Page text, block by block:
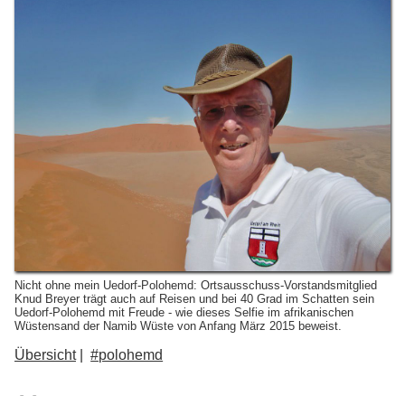
Nicht ohne mein Uedorf-Polohemd: Ortsausschuss-Vorstandsmitglied
Knud Breyer trägt auch auf Reisen und bei 40 Grad im Schatten sein
Uedorf-Polohemd mit Freude - wie dieses Selfie im afrikanischen
Wüstensand der Namib Wüste von Anfang März 2015 beweist.
Übersicht #polohemd